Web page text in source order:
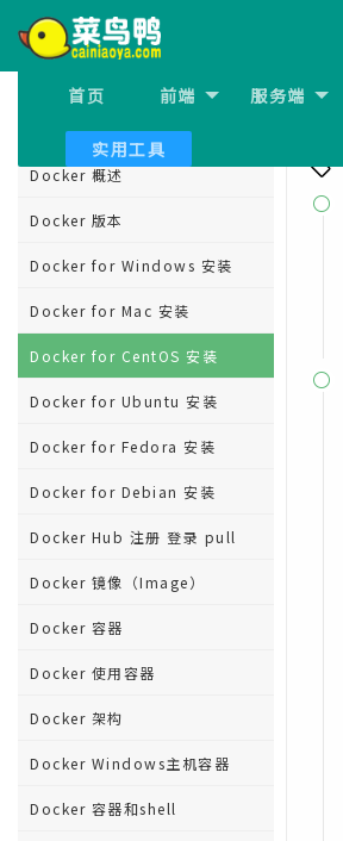
首页 前端 服务端
实用工具
Docker 教程
Docker 教程
Docker 概述
Docker 版本
Docker for Windows 安装
Docker for Mac 安装
Docker for CentOS 安装
Docker for Ubuntu 安装
Docker for Fedora 安装
Docker for Debian 安装
Docker Hub 注册 登录 pull
Docker 镜像（Image）
Docker 容器
Docker 使用容器
Docker 架构
Docker Windows主机容器
Docker 容器和shell

